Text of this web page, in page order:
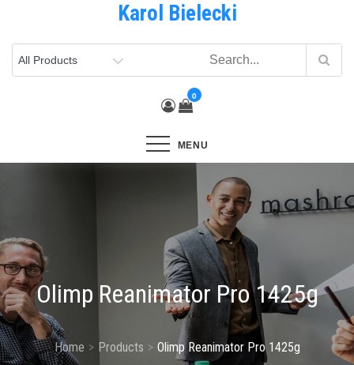
content
Karol Bielecki
0
MENU
Olimp Reanimator Pro 1425g
Home Products Olimp Reanimator Pro 1425g